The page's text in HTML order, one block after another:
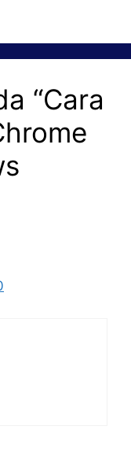
“Cara